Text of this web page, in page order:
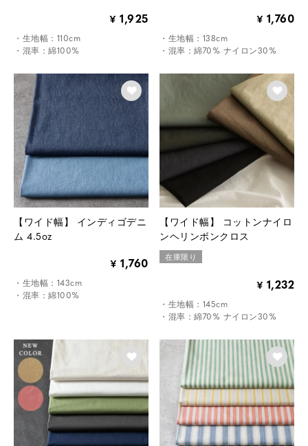
¥ 1,925
・生地幅：110cm
・混率：綿100%
¥ 1,760
・生地幅：138cm
・混率：綿70% ナイロン30%
【ワイド幅】 インディゴデニ
ム 4.5oz
¥ 1,760
・生地幅：143cm
・混率：綿100%
【ワイド幅】 コットンナイロ
ンヘリンボンクロス
在庫限り
¥ 1,232
・生地幅：145cm
・混率：綿70% ナイロン30%